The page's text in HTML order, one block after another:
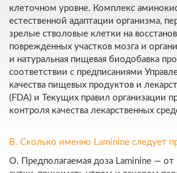
клеточном уровне. Комплекс
естественной адаптации организма,
зрелые стволовые клетки на
поврежденных участков мозга и
и натуральная пищевая биодобавка
соответствии с предписаниями
качества пищевых продуктов и
(FDA) и Текущих правил организации
контроля качества лекарственных
В. Сколько именно Laminine следует
О. Предполагаемая доза Laminine — от